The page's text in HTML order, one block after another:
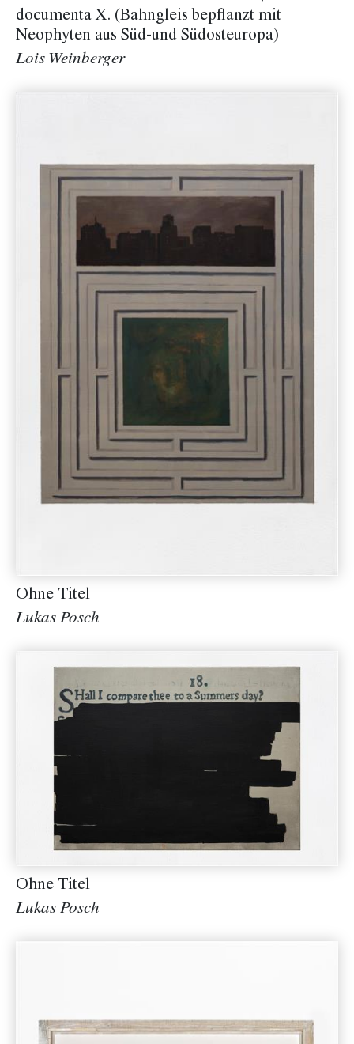
documenta X. (Bahngleis bepflanzt mit
Neophyten aus Süd-und Südosteuropa)
Lois Weinberger
Ohne Titel
Lukas Posch
Ohne Titel
Lukas Posch